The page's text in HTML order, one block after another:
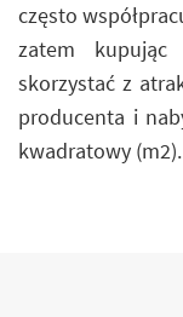
często
zatem
skorzystać z
producenta i
kwadratowy